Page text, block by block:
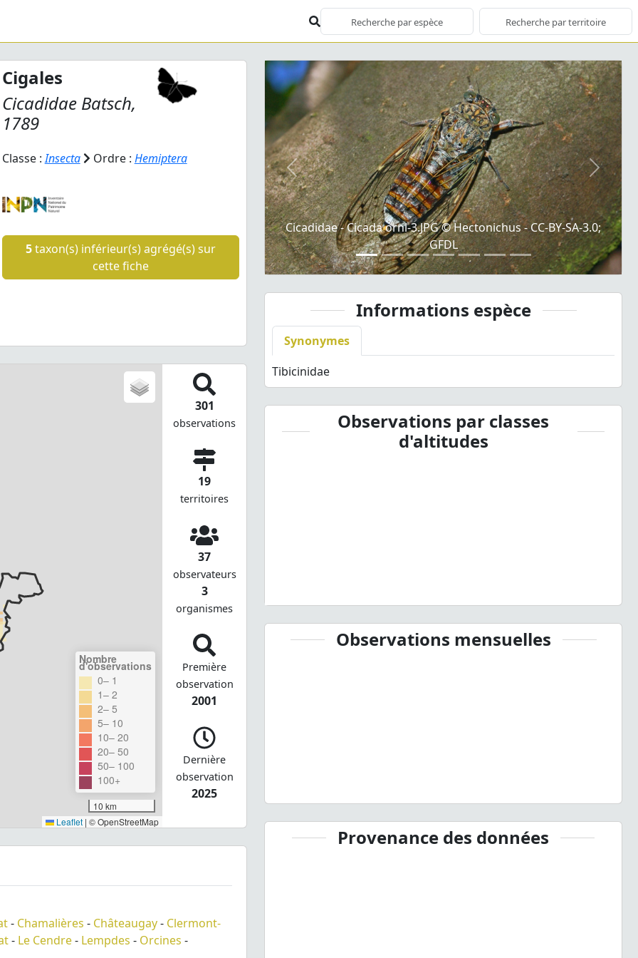
Cigales
Cicadidae Batsch,
1789
Classe :Insecta Ordre : Hemiptera
5taxon(s) inférieur(s) agrégé(s) sur
cette fiche
Nombre
d'observations
0– 1
1– 2
2– 5
5– 10
10– 20
20– 50
50– 100
100+
10 km
Leaflet | © OpenStreetMap
301
observations
19
territoires
37
observateurs
3
organismes
Première
observation
2001
Dernière
observation
2025
- Chamalières - Châteaugay- Clermont-
- Le Cendre- Lempdes - Orcines -
Cicadidae - Cicada orni-3.JPG © Hectonichus - CC-BY-SA-3.0;
GFDL
Previous Next
Informations espèce
Synonymes
Tibicinidae
Observations par classes
d'altitudes
Observations mensuelles
Provenance des données